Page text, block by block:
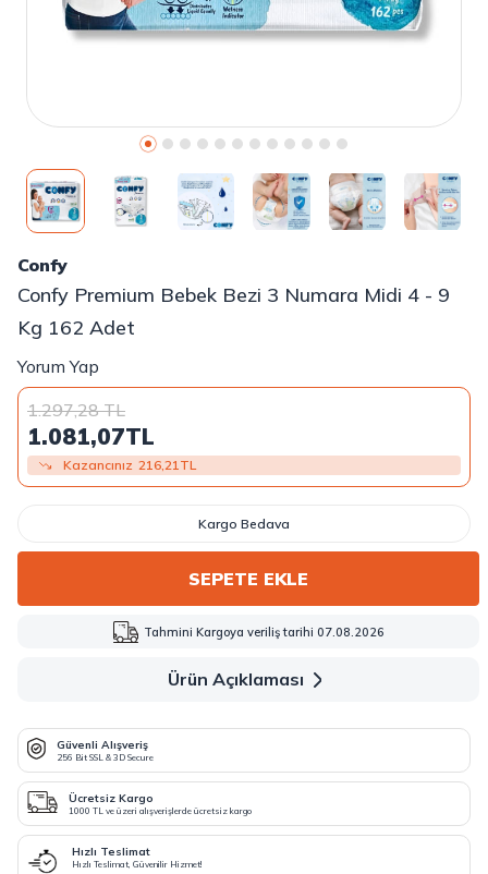
Confy
Confy Premium Bebek Bezi 3 Numara Midi 4 - 9
Kg 162 Adet
Yorum Yap
1.297,28TL
1.081,07TL
Kazancınız 216,21TL
Kargo Bedava
SEPETE EKLE
Tahmini Kargoya veriliş tarihi 07.08.2026
Ürün Açıklaması
Güvenli Alışveriş
256 Bit SSL & 3D Secure
Ücretsiz Kargo
1000 TL ve üzeri alışverişlerde ücretsiz kargo
Hızlı Teslimat
Hızlı Teslimat, Güvenilir Hizmet!